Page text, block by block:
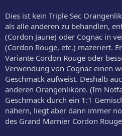
Dies ist kein Triple Sec
als alle anderen zu behandlen,
(Cordon Jaune) oder Cognac in
(Cordon Rouge, etc.) mazeriert.
Variante Cordon Rouge oder
Verwendung von Cognac einen
Geschmack aufweist. Deshalb
anderen Orangenliköre. (Im
Geschmack durch ein 1:1
nähern, liegt aber dann immer
des Grand Marnier Cordon